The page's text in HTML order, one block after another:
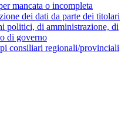
mancata o incompleta
dei dati da parte dei titolari
politici, di amministrazione, di
di governo
consiliari regionali/provinciali